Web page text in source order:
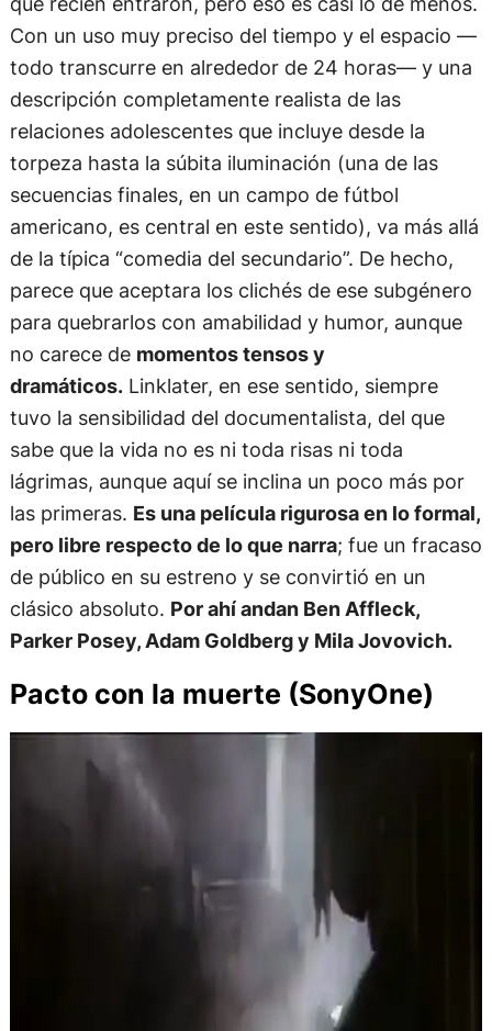
Con un uso muy preciso del tiempo y el espacio —
todo transcurre en alrededor de 24 horas— y una
descripción completamente realista de las
relaciones adolescentes que incluye desde la
torpeza hasta la súbita iluminación (una de las
secuencias finales, en un campo de fútbol
americano, es central en este sentido), va más allá
de la típica “comedia del secundario”. De hecho,
parece que aceptara los clichés de ese subgénero
para quebrarlos con amabilidad y humor, aunque
no carece de momentos tensos y
dramáticos.Linklater, en ese sentido, siempre
tuvo la sensibilidad del documentalista, del que
sabe que la vida no es ni toda risas ni toda
lágrimas, aunque aquí se inclina un poco más por
las primeras. Es una película rigurosa en lo formal,
pero libre respecto de lo que narra; fue un fracaso
de público en su estreno y se convirtió en un
clásico absoluto. Por ahí andan Ben Affleck,
Parker Posey, Adam Goldberg y Mila Jovovich.
Pacto con la muerte (SonyOne)